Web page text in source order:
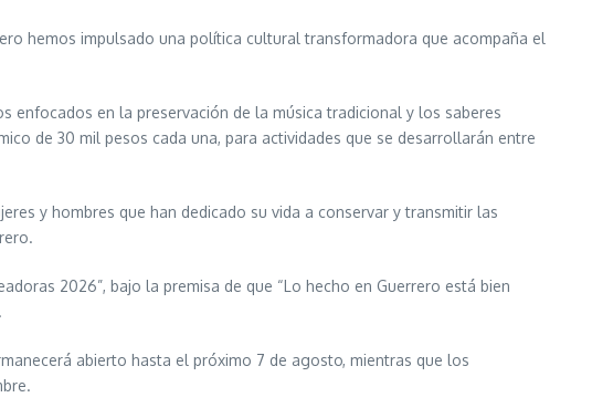
hemos impulsado una política cultural transformadora que acompaña el
enfocados en la preservación de la música tradicional y los saberes
de 30 mil pesos cada una, para actividades que se desarrollarán entre
y hombres que han dedicado su vida a conservar y transmitir las
2026”, bajo la premisa de que “Lo hecho en Guerrero está bien
abierto hasta el próximo 7 de agosto, mientras que los